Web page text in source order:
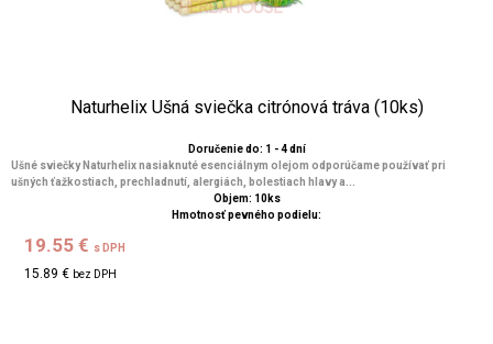
Naturhelix Ušná sviečka citrónová tráva (10ks)
Doručenie do: 1 - 4 dní
Ušné sviečky Naturhelix nasiaknuté esenciálnym olejom odporúčame používať pri
ušných ťažkostiach, prechladnutí, alergiách, bolestiach hlavy a...
Objem: 10ks
Hmotnosť pevného podielu:
19.55 € s DPH
15.89 € bez DPH